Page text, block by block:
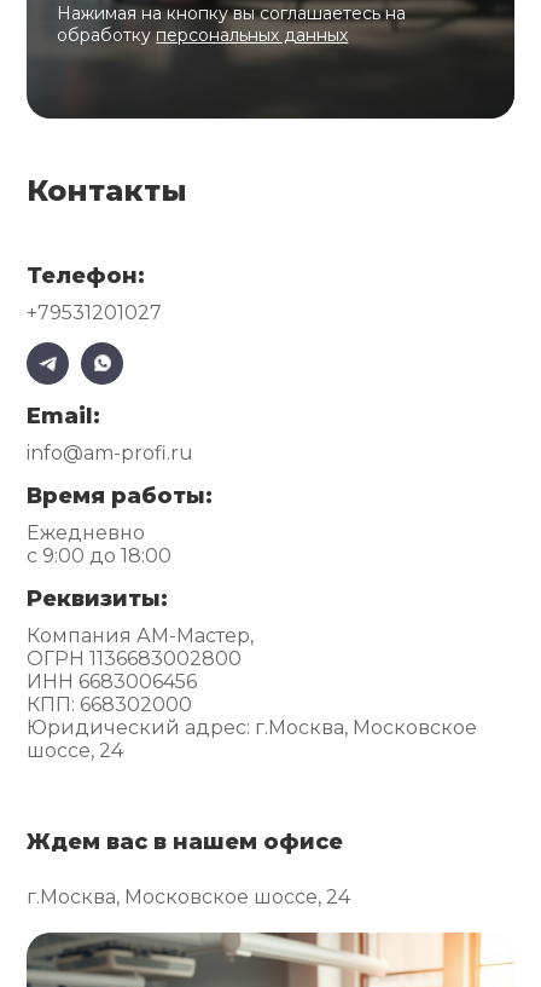
Нажимая на кнопку вы соглашаетесь на
обработкуперсональных данных
Контакты
Телефон:
+79531201027
Email:
info@am-profi.ru
Время работы:
Ежедневно
с 9:00 до 18:00
Реквизиты:
Компания АМ-Мастер,
ОГРН 1136683002800
ИНН 6683006456
КПП: 668302000
Юридический адрес: г.Москва, Московское
шоссе, 24
Ждем вас в нашем офисе
г.Москва, Московское шоссе, 24